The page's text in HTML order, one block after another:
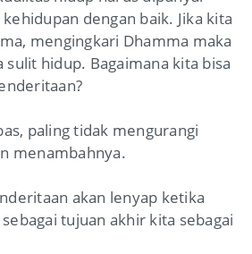
dengan baik. Jika kita
mengingkari Dhamma maka
hidup. Bagaimana kita bisa
paling tidak mengurangi
menambahnya.
akan lenyap ketika
tujuan akhir kita sebagai